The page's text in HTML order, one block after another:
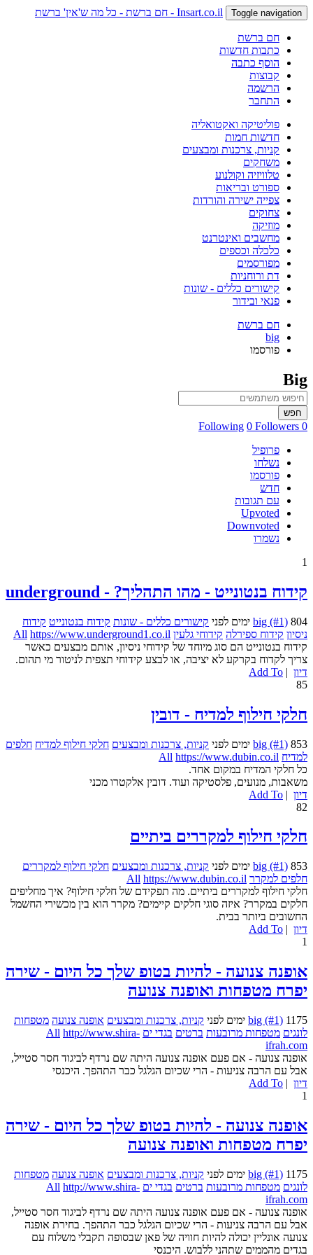
Toggle navigation Insart.co.il - חם ברשת - כל מה ש'אין' ברשת
חם ברשת
כתבות חדשות
הוסף כתבה
קבוצות
הרשמה
התחבר
פוליטיקה ואקטואליה
חדשות חמות
קניות, צרכנות ומבצעים
משחקים
טלוויזיה וקולנוע
ספורט ובריאות
צפייה ישירה והורדות
צחוקים
מוזיקה
מחשבים ואינטרנט
כלכלה וכספים
מפורסמים
דת ורוחניות
קישורים כללים - שונות
פנאי ובידור
חם ברשת
big
פורסמו
Big
חפש
0 Following
0 Followers
פרופיל
נשלחו
פורסמו
חדש
עם תגובות
Upvoted
Downvoted
נשמרו
1
קידוח בנטונייט - מהו התהליך? - underground
big (#1) 804 ימים לפני קישורים כללים - שונות קידוח בנטונייט קידוח
ניסיון קידוח ספירלה קידוחי גלעין All https://www.underground1.co.il
קידוח בנטונייט הם סוג מיוחד של קידוחי ניסיון, אותם מבצעים כאשר
צריך לקדוח בקרקע לא יציבה, או לבצע קידוחי תצפית לניטור מי תהום.
דיון |
Add To
85
חלקי חילוף למדיח - דובין
big (#1) 853 ימים לפני קניות, צרכנות ומבצעים חלקי חילוף למדיח חלפים
למדיח
All https://www.dubin.co.il
כל חלקי המדיח במקום אחד.
משאבות, מנועים, פלסטיקה ועוד. דובין אלקטרו מכני
דיון |
Add To
82
חלקי חילוף למקררים ביתיים
big (#1) 853 ימים לפני קניות, צרכנות ומבצעים חלקי חילוף למקררים
חלפים למקרר
All https://www.dubin.co.il
חלקי חילוף למקררים ביתיים. מה תפקידם של חלקי חילוף? איך מחליפים
חלקים במקרר? איזה סוגי חלקים קיימים? מקרר הוא בין מכשירי החשמל
החשובים ביותר בבית.
דיון |
Add To
1
אופנה צנועה - להיות בטופ שלך כל היום - שירה
יפרח מטפחות ואופנה צנועה
big (#1) 1175 ימים לפני קניות, צרכנות ומבצעים אופנה צנועה מטפחות
לונגים מטפחות מרובעות ברטים בגדי ים All http://www.shira-
ifrah.com
אופנה צנועה - אם פעם אופנה צנועה היתה שם נרדף לביגוד חסר סטייל,
אבל עם הרבה צניעות - הרי שכיום הגלגל כבר התהפך. היכנסי
דיון |
Add To
1
אופנה צנועה - להיות בטופ שלך כל היום - שירה
יפרח מטפחות ואופנה צנועה
big (#1) 1175 ימים לפני קניות, צרכנות ומבצעים אופנה צנועה מטפחות
לונגים מטפחות מרובעות ברטים בגדי ים All http://www.shira-
ifrah.com
אופנה צנועה - אם פעם אופנה צנועה היתה שם נרדף לביגוד חסר סטייל,
אבל עם הרבה צניעות - הרי שכיום הגלגל כבר התהפך. בחירת אופנה
צנועה אונליין יכולה להיות חוויה של פאן שבסופה תקבלי משלוח עם
בגדים מהממים שתהני ללבוש. היכנסי